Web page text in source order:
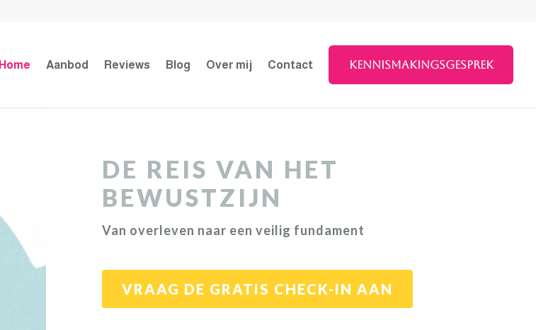
Home Aanbod Reviews Blog Over mij Contact Kennismakingsgesprek
DE REIS VAN HET
BEWUSTZIJN
Van overleven naar een veilig fundament
VRAAG DE GRATIS CHECK-IN AAN